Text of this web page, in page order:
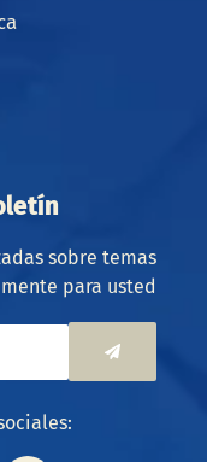
sobre temas
para usted